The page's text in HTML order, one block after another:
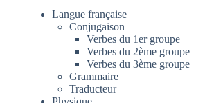
Langue française
Conjugaison
Verbes du 1er groupe
Verbes du 2ème groupe
Verbes du 3ème groupe
Grammaire
Traducteur